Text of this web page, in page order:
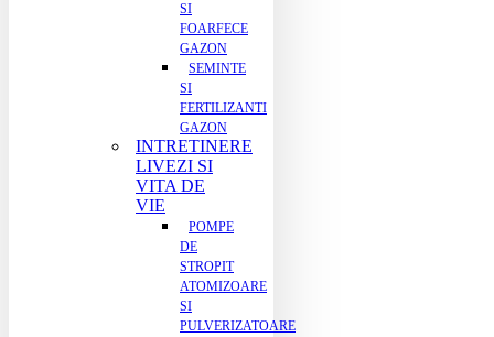
SI
FOARFECE
GAZON
SEMINTE
SI
FERTILIZANTI
GAZON
INTRETINERE
LIVEZI SI
VITA DE
VIE
POMPE
DE
STROPIT
ATOMIZOARE
SI
PULVERIZATOARE